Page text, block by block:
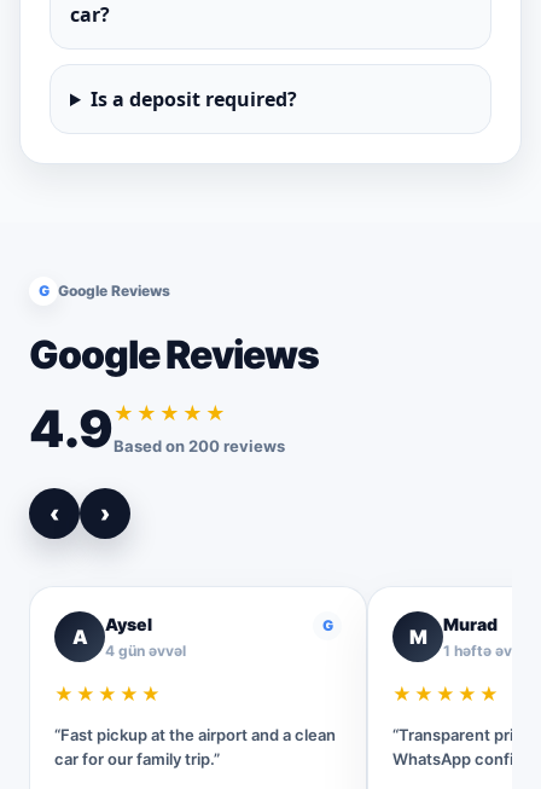
car?
Is a deposit required?
G Google Reviews
Google Reviews
4.9★★★★★
Based on 200 reviews
‹ ›
A
Aysel
4 gün əvvəl
G
★★★★★
“Fast pickup at the airport and a clean
car for our family trip.”
M
Murad
1 həftə əvvəl
★★★★★
“Transparent
WhatsApp